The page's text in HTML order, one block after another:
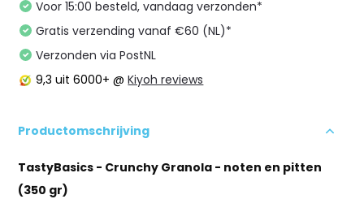
Voor 15:00 besteld, vandaag verzonden*
Gratis verzending vanaf €60 (NL)*
Verzonden via PostNL
9,3 uit 6000+ @Kiyoh reviews
Productomschrijving
TastyBasics - Crunchy Granola - noten en pitten
(350 gr)